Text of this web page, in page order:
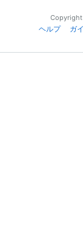
Copyright
ヘルプ
ガ